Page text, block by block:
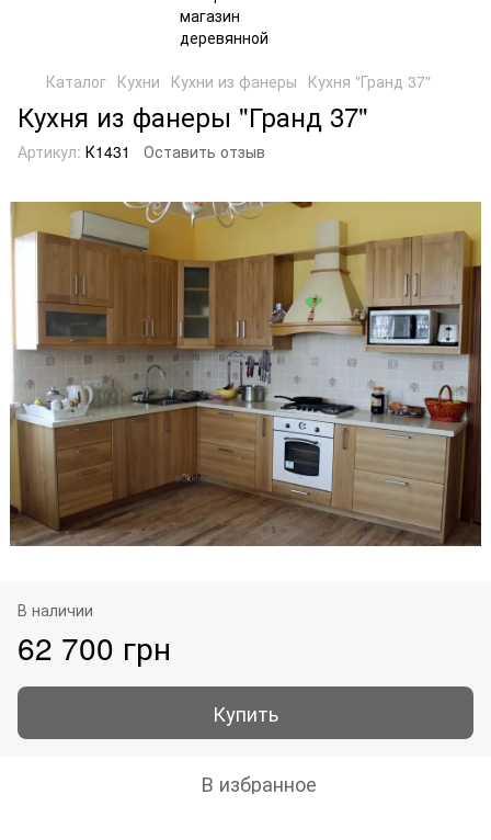
Каталог Кухни Кухни из фанеры Кухня "Гранд 37"
Кухня из фанеры "Гранд 37"
Артикул: К1431 Оставить отзыв
В наличии
62 700 грн
Купить
В избранное